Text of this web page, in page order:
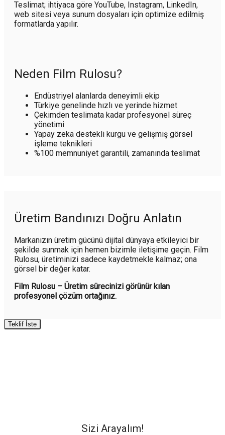
Teslimat; ihtiyaca göre YouTube, Instagram, LinkedIn,
web sitesi veya sunum dosyaları için optimize edilmiş
formatlarda yapılır.
Neden Film Rulosu?
Endüstriyel alanlarda deneyimli ekip
Türkiye genelinde hızlı ve yerinde hizmet
Çekimden teslimata kadar profesyonel süreç
yönetimi
Yapay zeka destekli kurgu ve gelişmiş görsel
işleme teknikleri
%100 memnuniyet garantili, zamanında teslimat
Üretim Bandınızı Doğru Anlatın
Markanızın üretim gücünü dijital dünyaya etkileyici bir
şekilde sunmak için hemen bizimle iletişime geçin. Film
Rulosu, üretiminizi sadece kaydetmekle kalmaz; ona
görsel bir değer katar.
Film Rulosu – Üretim sürecinizi görünür kılan
profesyonel çözüm ortağınız.
Teklif İste
Sizi Arayalım!